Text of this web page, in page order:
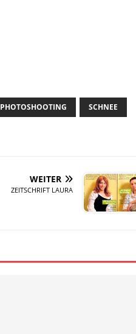
PHOTOSHOOTING SCHNEE
WEITER
ZEITSCHRIFT LAURA